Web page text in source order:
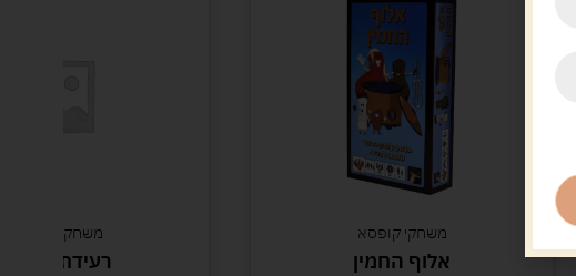
משחקי קופסא
אלוף החמין
משחקי חשיבה
רעידת אדמה